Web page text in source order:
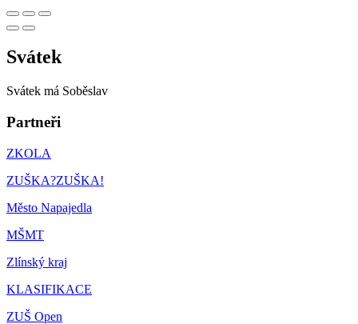
Svátek
Svátek má Soběslav
Partneři
ZKOLA
ZUŠKA?ZUŠKA!
Město Napajedla
MŠMT
Zlínský kraj
KLASIFIKACE
ZUŠ Open